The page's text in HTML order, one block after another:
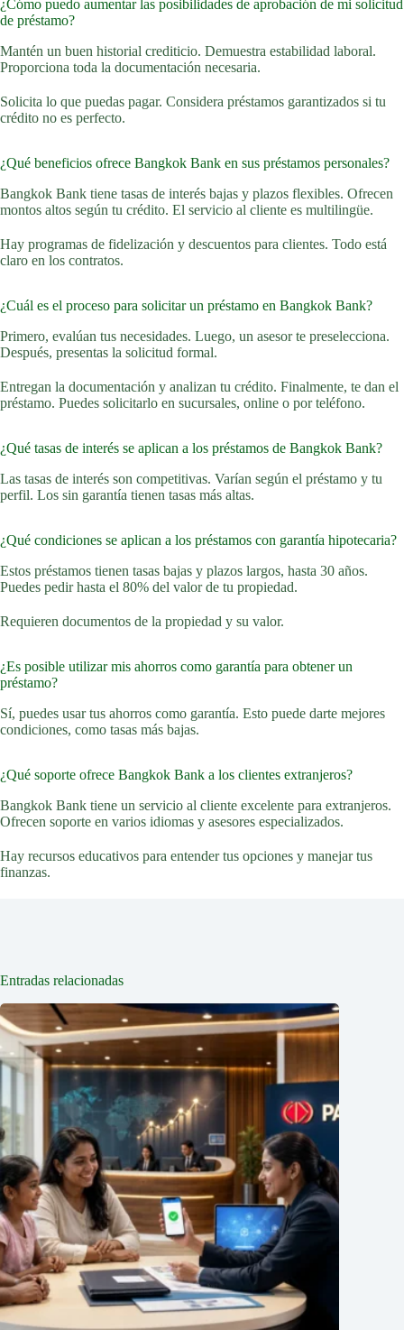
¿Cómo puedo aumentar las posibilidades de aprobación de mi solicitud
de préstamo?
Mantén un buen historial crediticio. Demuestra estabilidad laboral.
Proporciona toda la documentación necesaria.
Solicita lo que puedas pagar. Considera préstamos garantizados si tu
crédito no es perfecto.
¿Qué beneficios ofrece Bangkok Bank en sus préstamos personales?
Bangkok Bank tiene tasas de interés bajas y plazos flexibles. Ofrecen
montos altos según tu crédito. El servicio al cliente es multilingüe.
Hay programas de fidelización y descuentos para clientes. Todo está
claro en los contratos.
¿Cuál es el proceso para solicitar un préstamo en Bangkok Bank?
Primero, evalúan tus necesidades. Luego, un asesor te preselecciona.
Después, presentas la solicitud formal.
Entregan la documentación y analizan tu crédito. Finalmente, te dan el
préstamo. Puedes solicitarlo en sucursales, online o por teléfono.
¿Qué tasas de interés se aplican a los préstamos de Bangkok Bank?
Las tasas de interés son competitivas. Varían según el préstamo y tu
perfil. Los sin garantía tienen tasas más altas.
¿Qué condiciones se aplican a los préstamos con garantía hipotecaria?
Estos préstamos tienen tasas bajas y plazos largos, hasta 30 años.
Puedes pedir hasta el 80% del valor de tu propiedad.
Requieren documentos de la propiedad y su valor.
¿Es posible utilizar mis ahorros como garantía para obtener un
préstamo?
Sí, puedes usar tus ahorros como garantía. Esto puede darte mejores
condiciones, como tasas más bajas.
¿Qué soporte ofrece Bangkok Bank a los clientes extranjeros?
Bangkok Bank tiene un servicio al cliente excelente para extranjeros.
Ofrecen soporte en varios idiomas y asesores especializados.
Hay recursos educativos para entender tus opciones y manejar tus
finanzas.
Entradas relacionadas